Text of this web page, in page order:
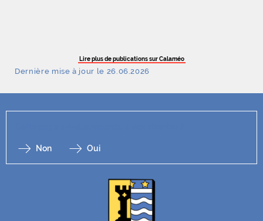
Lire plus de publications sur Calaméo
Dernière mise à jour le 26.06.2026
Non Oui